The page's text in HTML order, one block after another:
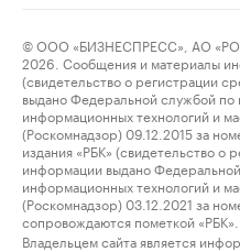
© ООО «БИЗНЕСПРЕСС», АО
2026. Сообщения и материалы
(свидетельство о регистрации
выдано Федеральной службой по
информационных технологий и
(Роскомнадзор) 09.12.2015 за
издания «РБК» (свидетельство о
информации выдано
информационных технологий и
(Роскомнадзор) 03.12.2021 за
сопровождаются пометкой «РБК».
Владельцем сайта является